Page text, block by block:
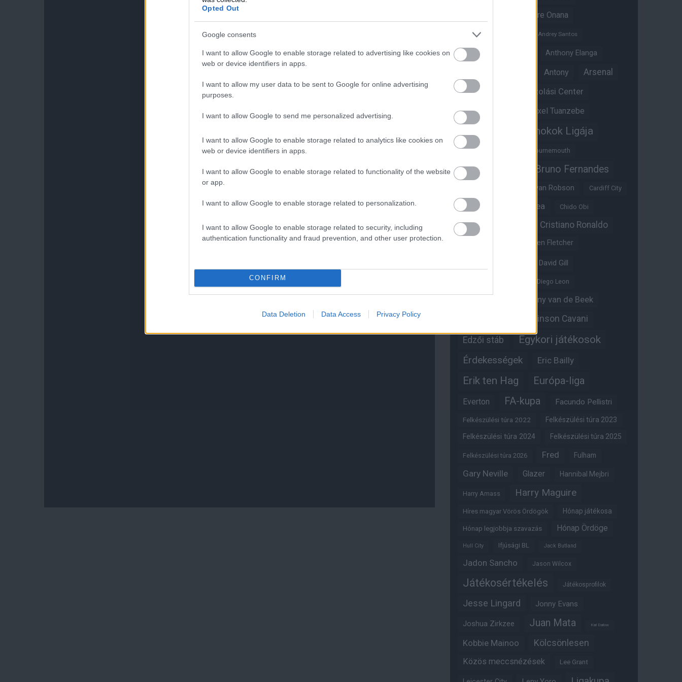
Opted Out
Google consents
I want to allow Google to enable storage related to advertising like cookies on
web or device identifiers in apps.
I want to allow my user data to be sent to Google for online advertising
purposes.
I want to allow Google to send me personalized advertising.
I want to allow Google to enable storage related to analytics like cookies on
web or device identifiers in apps.
I want to allow Google to enable storage related to functionality of the website
or app.
I want to allow Google to enable storage related to personalization.
I want to allow Google to enable storage related to security, including
authentication functionality and fraud prevention, and other user protection.
CONFIRM
Data Deletion Data Access Privacy Policy
Andre Onana
Andreas Pereira
Andrey Santos
Angol válogatott Anthony Elanga
Antony Arsenal
Aston Villa Átigazolási Center
Átigazolások Axel Tuanzebe
Bajnokok Ligája
Benjamin Sesko Bournemouth
Brandon Williams Bruno Fernandes
Bryan Robson Cardiff City
Casemiro Chelsea Chido Obi
Christian Eriksen Cristiano Ronaldo
Darren Fletcher
David Gill
Diego Leon
Donny van de Beek
Edinson Cavani
Edzői stáb Egykori játékosok
Érdekességek Eric Bailly
Erik ten Hag Európa-liga
Everton FA-kupa Facundo Pellistri
Felkészülési túra 2022 Felkészülési túra 2023
Felkészülési túra 2024 Felkészülési túra 2025
Felkészülési túra 2026 Fred Fulham
Gary Neville Glazer Hannibal Mejbri
Harry Amass Harry Maguire
Híres magyar Vörös Ördögök Hónap játékosa
Hónap legjobbja szavazás Hónap Ördöge
Hull City Ifjúsági BL Jack Butland
Jadon Sancho Jason Wilcox
Játékosértékelés Játékosprofilok
Jesse Lingard Jonny Evans
Joshua Zirkzee Juan Mata Karl Darlow
Kobbie Mainoo Kölcsönlesen
Közös meccsnézések Lee Grant